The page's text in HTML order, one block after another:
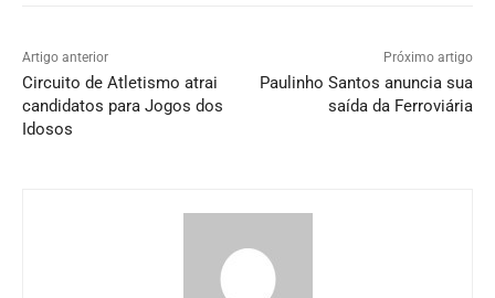
Artigo anterior
Circuito de Atletismo atrai
candidatos para Jogos dos
Idosos
Próximo artigo
Paulinho Santos anuncia sua
saída da Ferroviária